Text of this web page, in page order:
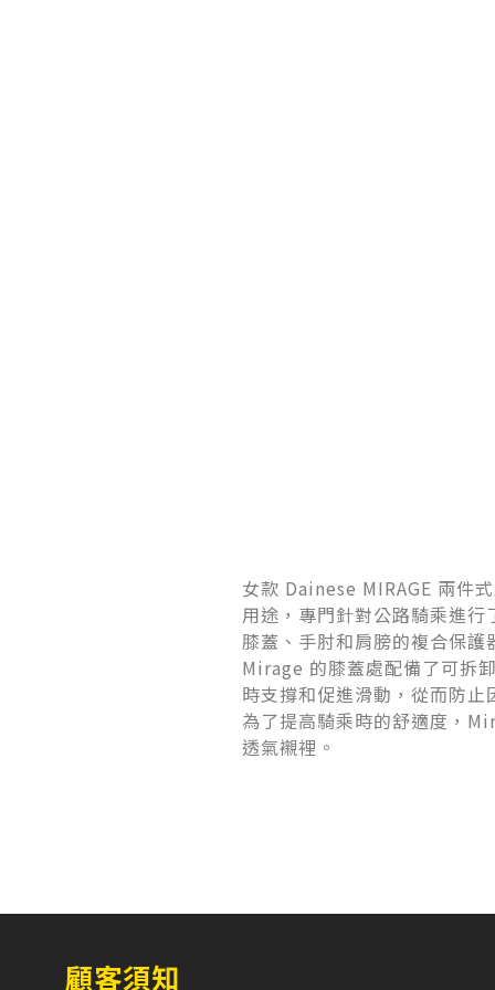
女款 Dainese MIRAGE 兩件
用途，專門針對公路騎乘進行
膝蓋、手肘和肩膀的複合保
Mirage 的膝蓋處配備了可拆
時支撐和促進滑動，從而防
為了提高騎乘時的舒適度，
透氣襯裡。
顧客須知